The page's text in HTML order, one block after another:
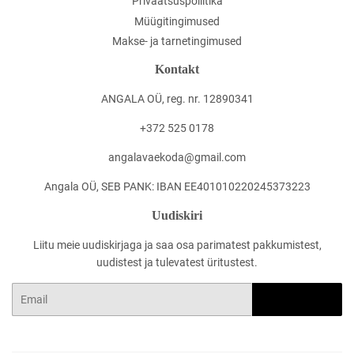
Müügitingimused
Makse- ja tarnetingimused
Kontakt
ANGALA OÜ, reg. nr. 12890341
+372 525 0178
angalavaekoda@gmail.com
Angala OÜ, SEB PANK: IBAN EE401010220245373223
Uudiskiri
Liitu meie uudiskirjaga ja saa osa parimatest pakkumistest,
uudistest ja tulevatest üritustest.